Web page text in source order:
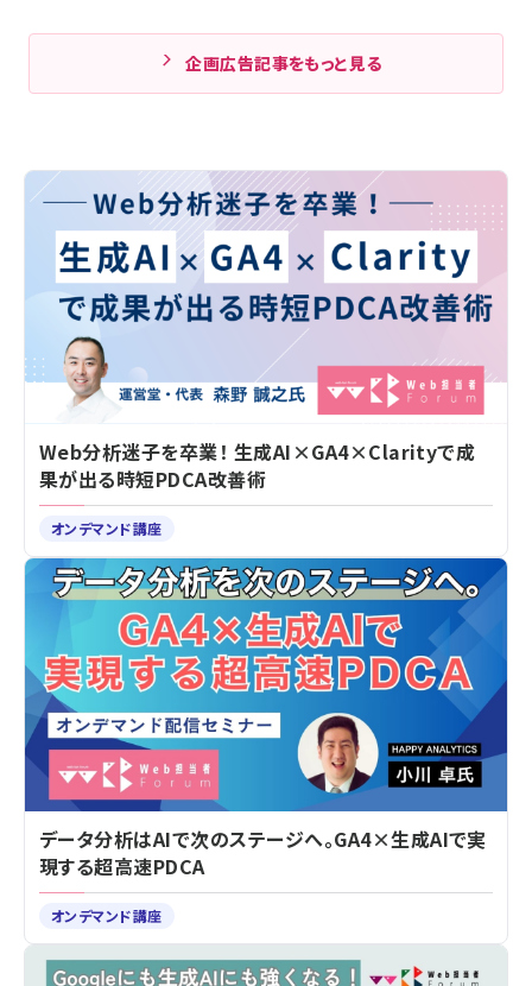
企画広告記事をもっと見る
Web分析迷子を卒業！ 生成AI×GA4×Clarityで成
果が出る時短PDCA改善術
オンデマンド講座
データ分析はAIで次のステージへ。GA4×生成AIで実
現する超高速PDCA
オンデマンド講座